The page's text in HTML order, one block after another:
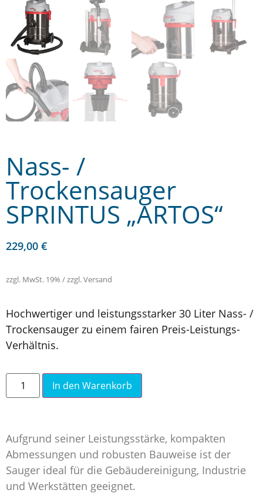
Nass- /
Trockensauger
SPRINTUS „ARTOS“
229,00 €
zzgl. MwSt. 19% / zzgl. Versand
Hochwertiger und leistungsstarker 30 Liter Nass- /
Trockensauger zu einem fairen Preis-Leistungs-
Verhältnis.
In den Warenkorb
Aufgrund seiner Leistungsstärke, kompakten
Abmessungen und robusten Bauweise ist der
Sauger ideal für die Gebäudereinigung, Industrie
und Werkstätten geeignet.